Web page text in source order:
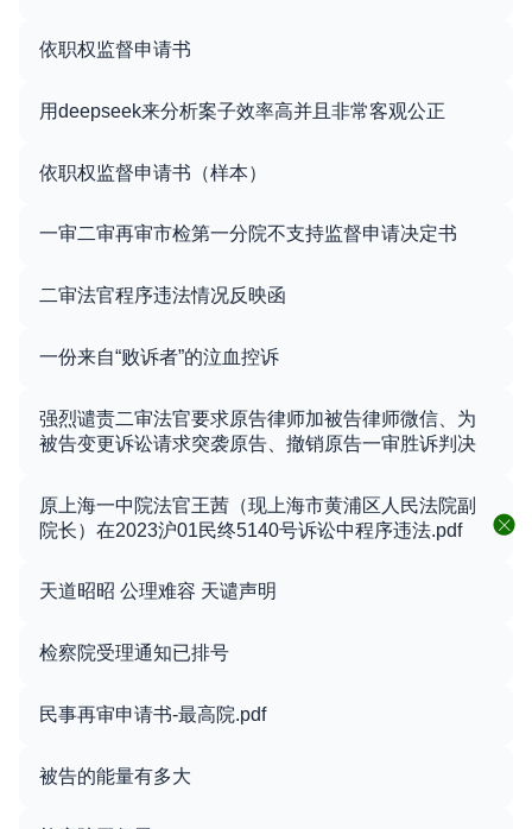
依职权监督申请书
用deepseek来分析案子效率高并且非常客观公正
依职权监督申请书（样本）
一审二审再审市检第一分院不支持监督申请决定书
二审法官程序违法情况反映函
一份来自“败诉者”的泣血控诉
强烈谴责二审法官要求原告律师加被告律师微信、为
被告变更诉讼请求突袭原告、撤销原告一审胜诉判决
原上海一中院法官王茜（现上海市黄浦区人民法院副
院长）在2023沪01民终5140号诉讼中程序违法.pdf
天道昭昭 公理难容 天谴声明
检察院受理通知已排号
民事再审申请书-最高院.pdf
被告的能量有多大